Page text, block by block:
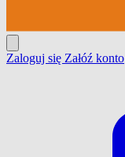
Zaloguj się Załóź konto